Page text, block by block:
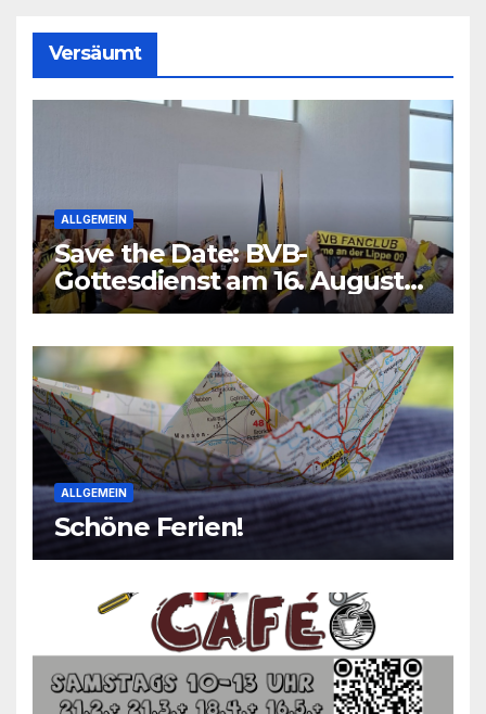
Versäumt
ALLGEMEIN
Save the Date: BVB-
Gottesdienst am 16. August
2026
ALLGEMEIN
Schöne Ferien!